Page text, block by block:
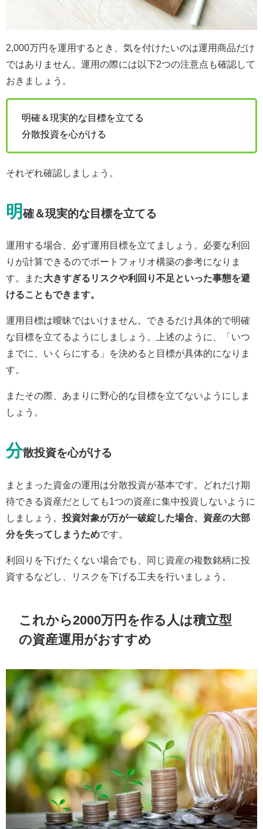
2,000万円を運用するとき、気を付けたいのは運用商品だけ
ではありません。運用の際には以下2つの注意点も確認して
おきましょう。
明確＆現実的な目標を立てる
分散投資を心がける
それぞれ確認しましょう。
明 確＆現実的な目標を立てる
運用する場合、必ず運用目標を立てましょう。必要な利回
りが計算できるのでポートフォリオ構築の参考になりま
す。また大きすぎるリスクや利回り不足といった事態を避
けることもできます。
運用目標は曖昧ではいけません。できるだけ具体的で明確
な目標を立てるようにしましょう。上述のように、「いつ
までに、いくらにする」を決めると目標が具体的になりま
す。
またその際、あまりに野心的な目標を立てないようにしま
しょう。
分散投資を心がける
まとまった資金の運用は分散投資が基本です。どれだけ期
待できる資産だとしても1つの資産に集中投資しないように
しましょう。 投資対象が万が一破綻した場合、資産の大部
分を失ってしまうためです。
利回りを下げたくない場合でも、同じ資産の複数銘柄に投
資するなどし、リスクを下げる工夫を行いましょう。
これから2000万円を作る人は積立型
の資産運用がおすすめ